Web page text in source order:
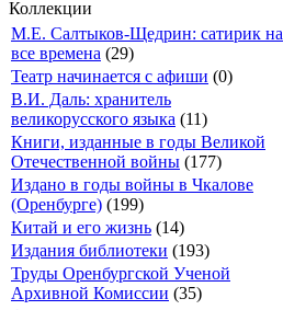
Коллекции
М.Е. Салтыков-Щедрин: сатирик на
все времена (29)
Театр начинается с афиши (0)
В.И. Даль: хранитель
великорусского языка (11)
Книги, изданные в годы Великой
Отечественной войны (177)
Издано в годы войны в Чкалове
(Оренбурге) (199)
Китай и его жизнь (14)
Издания библиотеки (193)
Труды Оренбургской Ученой
Архивной Комиссии (35)